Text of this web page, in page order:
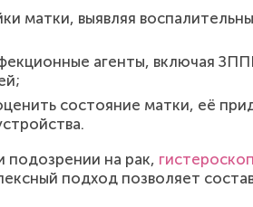
матки, выявляя
агенты, включая
состояние матки, её
подозрении на рак,
подход позволяет